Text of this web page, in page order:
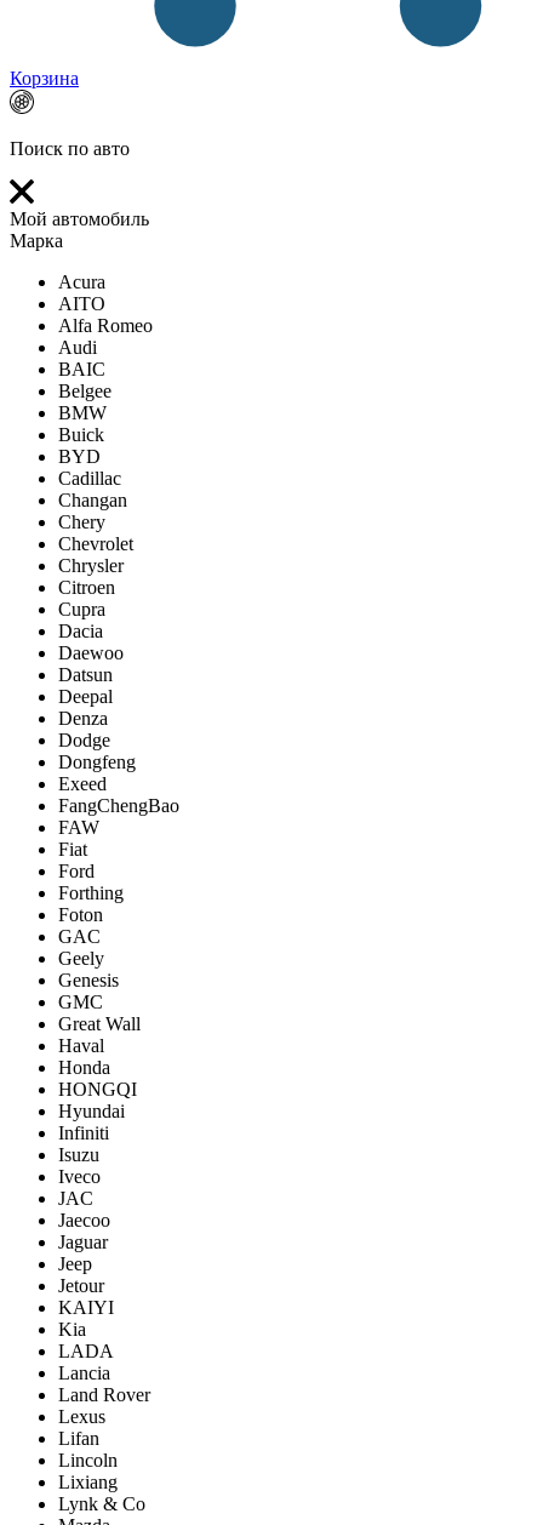
Корзина
Поиск по авто
Мой автомобиль
Марка
Acura
AITO
Alfa Romeo
Audi
BAIC
Belgee
BMW
Buick
BYD
Cadillac
Changan
Chery
Chevrolet
Chrysler
Citroen
Cupra
Dacia
Daewoo
Datsun
Deepal
Denza
Dodge
Dongfeng
Exeed
FangChengBao
FAW
Fiat
Ford
Forthing
Foton
GAC
Geely
Genesis
GMC
Great Wall
Haval
Honda
HONGQI
Hyundai
Infiniti
Isuzu
Iveco
JAC
Jaecoo
Jaguar
Jeep
Jetour
KAIYI
Kia
LADA
Lancia
Land Rover
Lexus
Lifan
Lincoln
Lixiang
Lynk & Co